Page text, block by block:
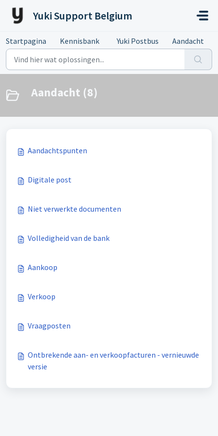
Yuki Support Belgium
Startpagina Kennisbank Yuki Postbus Aandacht
Aandacht (8)
Aandachtspunten
Digitale post
Niet verwerkte documenten
Volledigheid van de bank
Aankoop
Verkoop
Vraagposten
Ontbrekende aan- en verkoopfacturen - vernieuwde
versie